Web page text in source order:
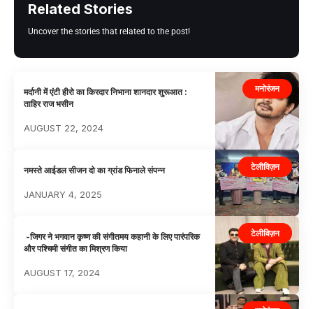
Related Stories
Uncover the stories that related to the post!
मनोरंजन
मर्दानी में एंटी हीरो का किरदार निभाना शानदार शुरूआत :
ताहिर राज भसीन
AUGUST 22, 2024
टेलीविज़न
नमस्ते आईडल सीजन दो का ग्रांड फिनाले संपन्न
JANUARY 4, 2025
टेलीविज़न
-जिगर ने भगवान कृष्ण की संगीतमय कहानी के लिए पारंपरिक
और पश्चिमी संगीत का मिश्रण किया
AUGUST 17, 2024